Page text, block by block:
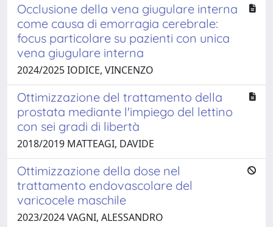
Occlusione della vena giugulare interna
come causa di emorragia cerebrale:
focus particolare su pazienti con unica
vena giugulare interna
2024/2025 IODICE, VINCENZO
Ottimizzazione del trattamento della
prostata mediante l'impiego del lettino
con sei gradi di libertà
2018/2019 MATTEAGI, DAVIDE
Ottimizzazione della dose nel
trattamento endovascolare del
varicocele maschile
2023/2024 VAGNI, ALESSANDRO